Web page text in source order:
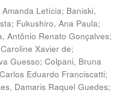
Amanda Letícia; Baniski,
; Fukushiro, Ana Paula;
Antônio Renato Gonçalves;
Xavier de;
Guesso; Colpani, Bruna
Eduardo Franciscatti;
Damaris Raquel Guedes;